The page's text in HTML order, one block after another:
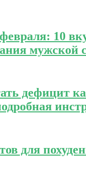
10
мужской
дефицит
для